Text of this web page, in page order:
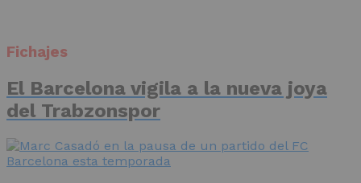
Fichajes
El Barcelona vigila a la nueva joya
del Trabzonspor